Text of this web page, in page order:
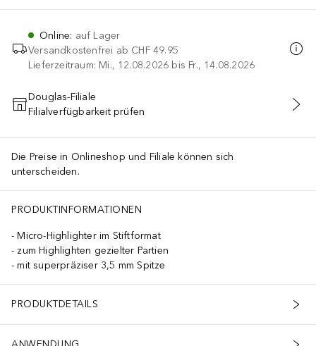
Online: auf Lager
Versandkostenfrei ab CHF 49.95
Lieferzeitraum: Mi., 12.08.2026 bis Fr., 14.08.2026
IN DEN WARENKORB
Douglas-Filiale
Filialverfügbarkeit prüfen
Die Preise in Onlineshop und Filiale können sich
unterscheiden.
PRODUKTINFORMATIONEN
Micro-Highlighter im Stiftformat
zum Highlighten gezielter Partien
mit superpräziser 3,5 mm Spitze
PRODUKTDETAILS